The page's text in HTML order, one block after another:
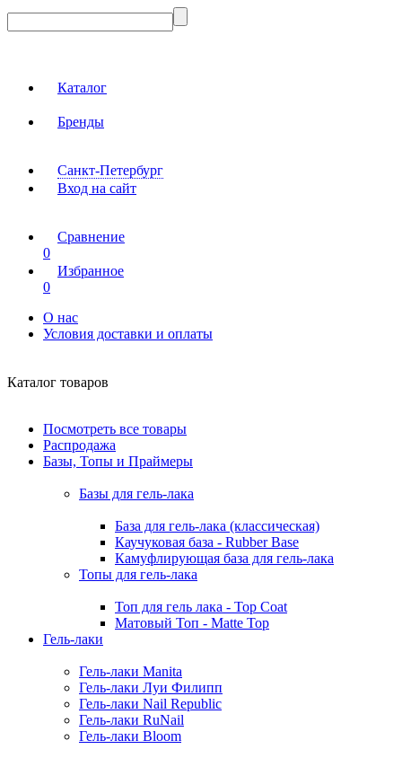
Каталог
Бренды
Санкт-Петербург
Вход на сайт
Сравнение
0
Избранное
0
О нас
Условия доставки и оплаты
Каталог товаров
Посмотреть все товары
Распродажа
Базы, Топы и Праймеры
Базы для гель-лака
База для гель-лака (классическая)
Каучуковая база - Rubber Base
Камуфлирующая база для гель-лака
Топы для гель-лака
Топ для гель лака - Top Coat
Матовый Топ - Matte Top
Гель-лаки
Гель-лаки Manita
Гель-лаки Луи Филипп
Гель-лаки Nail Republic
Гель-лаки RuNail
Гель-лаки Bloom